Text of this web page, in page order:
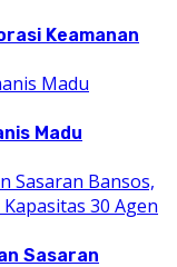
Keamanan
Madu
Sasaran